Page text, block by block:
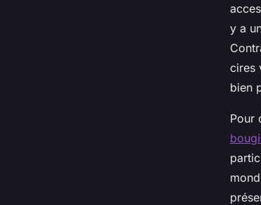
y a
cires
bien
Pour